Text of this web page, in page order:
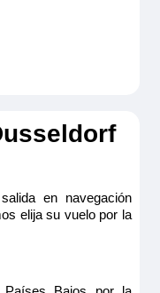
en navegación
elija su vuelo por la